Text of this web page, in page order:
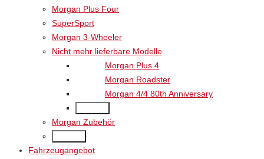
Morgan Plus Four
SuperSport
Morgan 3-Wheeler
Nicht mehr lieferbare Modelle
Morgan Plus 4
Morgan Roadster
Morgan 4/4 80th Anniversary
Morgan Zubehör
Fahrzeugangebot